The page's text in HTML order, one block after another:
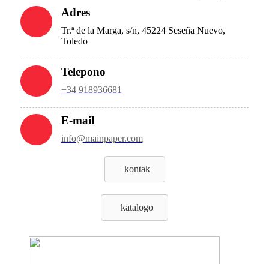
Adres
Tr.ª de la Marga, s/n, 45224 Seseña Nuevo,
Toledo
Telepono
+34 918936681
E-mail
info@mainpaper.com
kontak
katalogo